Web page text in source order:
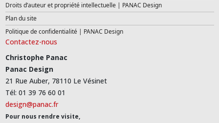
Droits d’auteur et propriété intellectuelle | PANAC Design
Plan du site
Politique de confidentialité | PANAC Design
Contactez-nous
Christophe Panac
Panac Design
21 Rue Auber, 78110 Le Vésinet
Tél: 01 39 76 60 01
design@panac.fr
Pour nous rendre visite,